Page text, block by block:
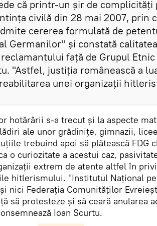
că printr-un şir de
civilă din 28 mai 2007, prin
cererea formulată de
Germanilor" şi constată
faţă de Grupul
"Astfel, justiţia românească a
unei organizaţii
hotărârii s-a trecut și la aspecte
ale unor grădiniţe, gimnazii,
trebuind apoi să plătească FDG
o curiozitate a acestui caz,
extrem de atente altfel în
hitlerismului. "Institutul Naţional
nici Federaţia Comunităţilor
să protesteze şi să ceară anularea
Ioan Scurtu.